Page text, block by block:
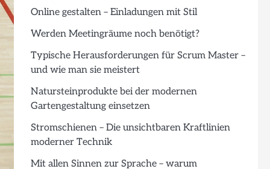
Online gestalten – Einladungen mit Stil
Werden Meetingräume noch benötigt?
Typische Herausforderungen für Scrum Master –
und wie man sie meistert
Natursteinprodukte bei der modernen
Gartengestaltung einsetzen
Stromschienen – Die unsichtbaren Kraftlinien
moderner Technik
Mit allen Sinnen zur Sprache – warum